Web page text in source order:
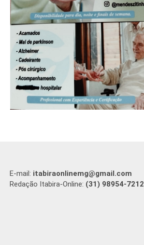
E-mail: itabiraonlinemg@gmail.com
Redação Itabira-Online: (31) 98954-7212